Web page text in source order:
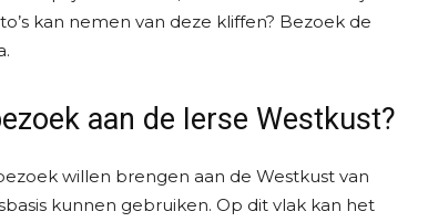
kan nemen van deze kliffen? Bezoek de
aan de Ierse Westkust?
willen brengen aan de Westkust van
kunnen gebruiken. Op dit vlak kan het